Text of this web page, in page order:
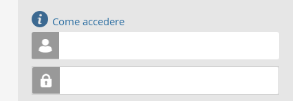
Come accedere